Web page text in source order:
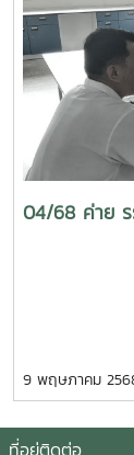
04/68 ค่าย
9 พฤษภาคม
ที่